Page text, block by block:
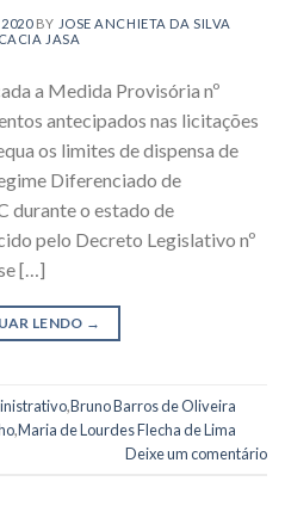
2020BY JOSE ANCHIETA DA SILVA
JASA
a Medida Provisória nº
antecipados nas licitações
os limites de dispensa de
Diferenciado de
durante o estado de
pelo Decreto Legislativo nº
[…]
LENDO →
,Bruno Barros de Oliveira
,Maria de Lourdes Flecha de Lima
Deixe um comentário